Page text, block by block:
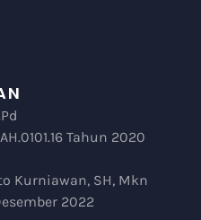
Tahun 2020
Kurniawan, SH, Mkn
2022